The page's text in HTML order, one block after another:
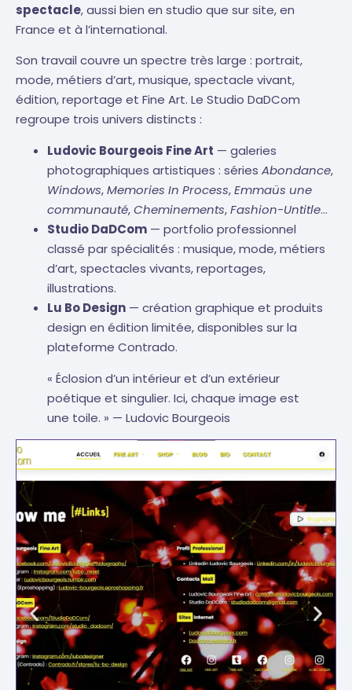
spectacle, aussi bien en studio que sur site, en
France et à l’international.
Son travail couvre un spectre très large : portrait,
mode, métiers d’art, musique, spectacle vivant,
édition, reportage et Fine Art. Le Studio DaDCom
regroupe trois univers distincts :
Ludovic Bourgeois Fine Art — galeries
photographiques artistiques : séries Abondance,
Windows,Memories In Process,Emmaüs une
communauté,Cheminements,Fashion-Untitle…
Studio DaDCom — portfolio professionnel
classé par spécialités : musique, mode, métiers
d’art, spectacles vivants, reportages,
illustrations.
Lu Bo Design — création graphique et produits
design en édition limitée, disponibles sur la
plateforme Contrado.
« Éclosion d’un intérieur et d’un extérieur
poétique et singulier. Ici, chaque image est
une toile. » — Ludovic Bourgeois